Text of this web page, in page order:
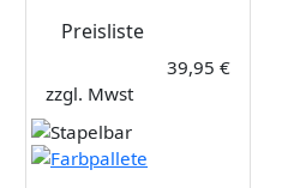
Preisliste
39,95 €
zzgl. Mwst